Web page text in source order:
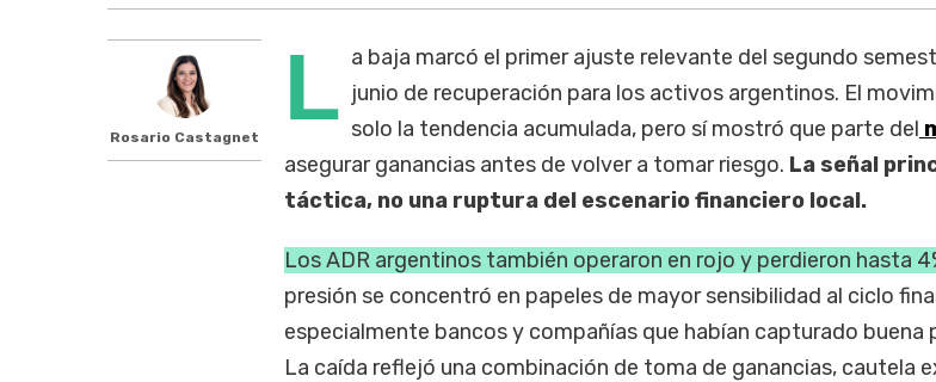
Rosario Castagnet L a baja marcó el primer ajuste relevante del segundo
junio de recuperación para los activos argentinos. El
solo la tendencia acumulada, pero sí mostró que parte del
asegurar ganancias antes de volver a tomar riesgo. La señal
táctica, no una ruptura del escenario financiero local.
Los ADR argentinos también operaron en rojo y perdieron hasta
presión se concentró en papeles de mayor sensibilidad al ciclo
especialmente bancos y compañías que habían capturado buena
La caída reflejó una combinación de toma de ganancias, cautela